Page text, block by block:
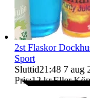
2st Flaskor
Sport
Sluttid21:48 7 aug
Pris:12 kr,Eller